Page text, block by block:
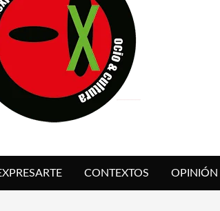
LA KATARSIS DEL TOMATAZO
[BITÁCORA 3.0] EN EXVITA
EN EXVITA [RELATIVA SENCILLEZ]
INTERPRETANDO A SERRAT
CONTEXTOS OPINIÓN